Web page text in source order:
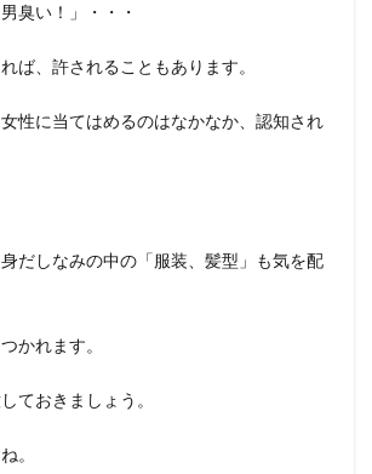
臭い！」・・・
ば、許されることもあります。
性に当てはめるのはなかなか、認知され
だしなみの中の「服装、髪型」も気を配
かれます。
ておきましょう。
。